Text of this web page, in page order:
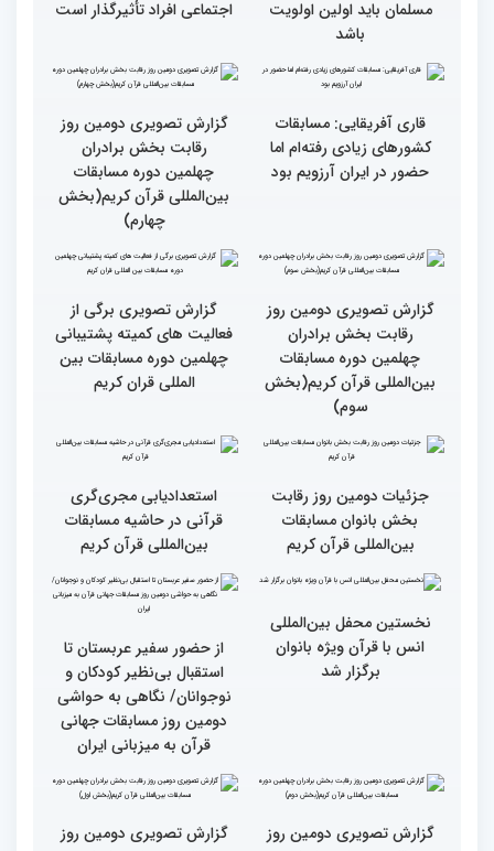
جزئیات سومین روز رقابت
بخش برادران مسابقات
بین‌المللی قرآن کریم
فرآیند اجرایی و فنی
همه بخش‌های ستاد اجرایی
به خوبی پیش رفته/ اوقاف
شویم/ ایران بیش از
کشورهای دیگر دغدغه مردم
فلسطین را دارد
دومین محفل انس با قرآن
ویژه بانوان در فرهنگسرای
امید برگزار شد
کسب موفقیت‌های متعدد
در زندگی یکی از تأثیرات
انس با قرآن است
انس با قرآن چراغ راه
است
قرائت قرآن برای هر
مسلمان باید اولین اولویت
باشد
انس با قرآن در روابط
اجتماعی افراد تأثیرگذار است
قاری آفریقایی: مسابقات
کشورهای زیادی رفته‌ام اما
گزارش تصویری دومین روز
رقابت بخش برادران
چهلمین دوره مسابقات
بین‌المللی قرآن کریم(بخش
چهارم)
گزارش تصویری دومین روز
گزارش تصویری برگی از